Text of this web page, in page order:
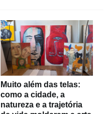
Muito além das telas:
como a cidade, a
natureza e a trajetória